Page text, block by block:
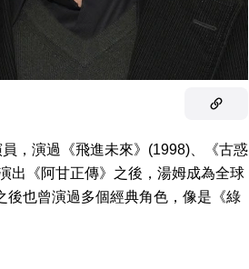
，演過《飛進未來》(1998)、《古惑
出《阿甘正傳》之後，湯姆成為全球
後也曾演過多個經典角色，像是《綠